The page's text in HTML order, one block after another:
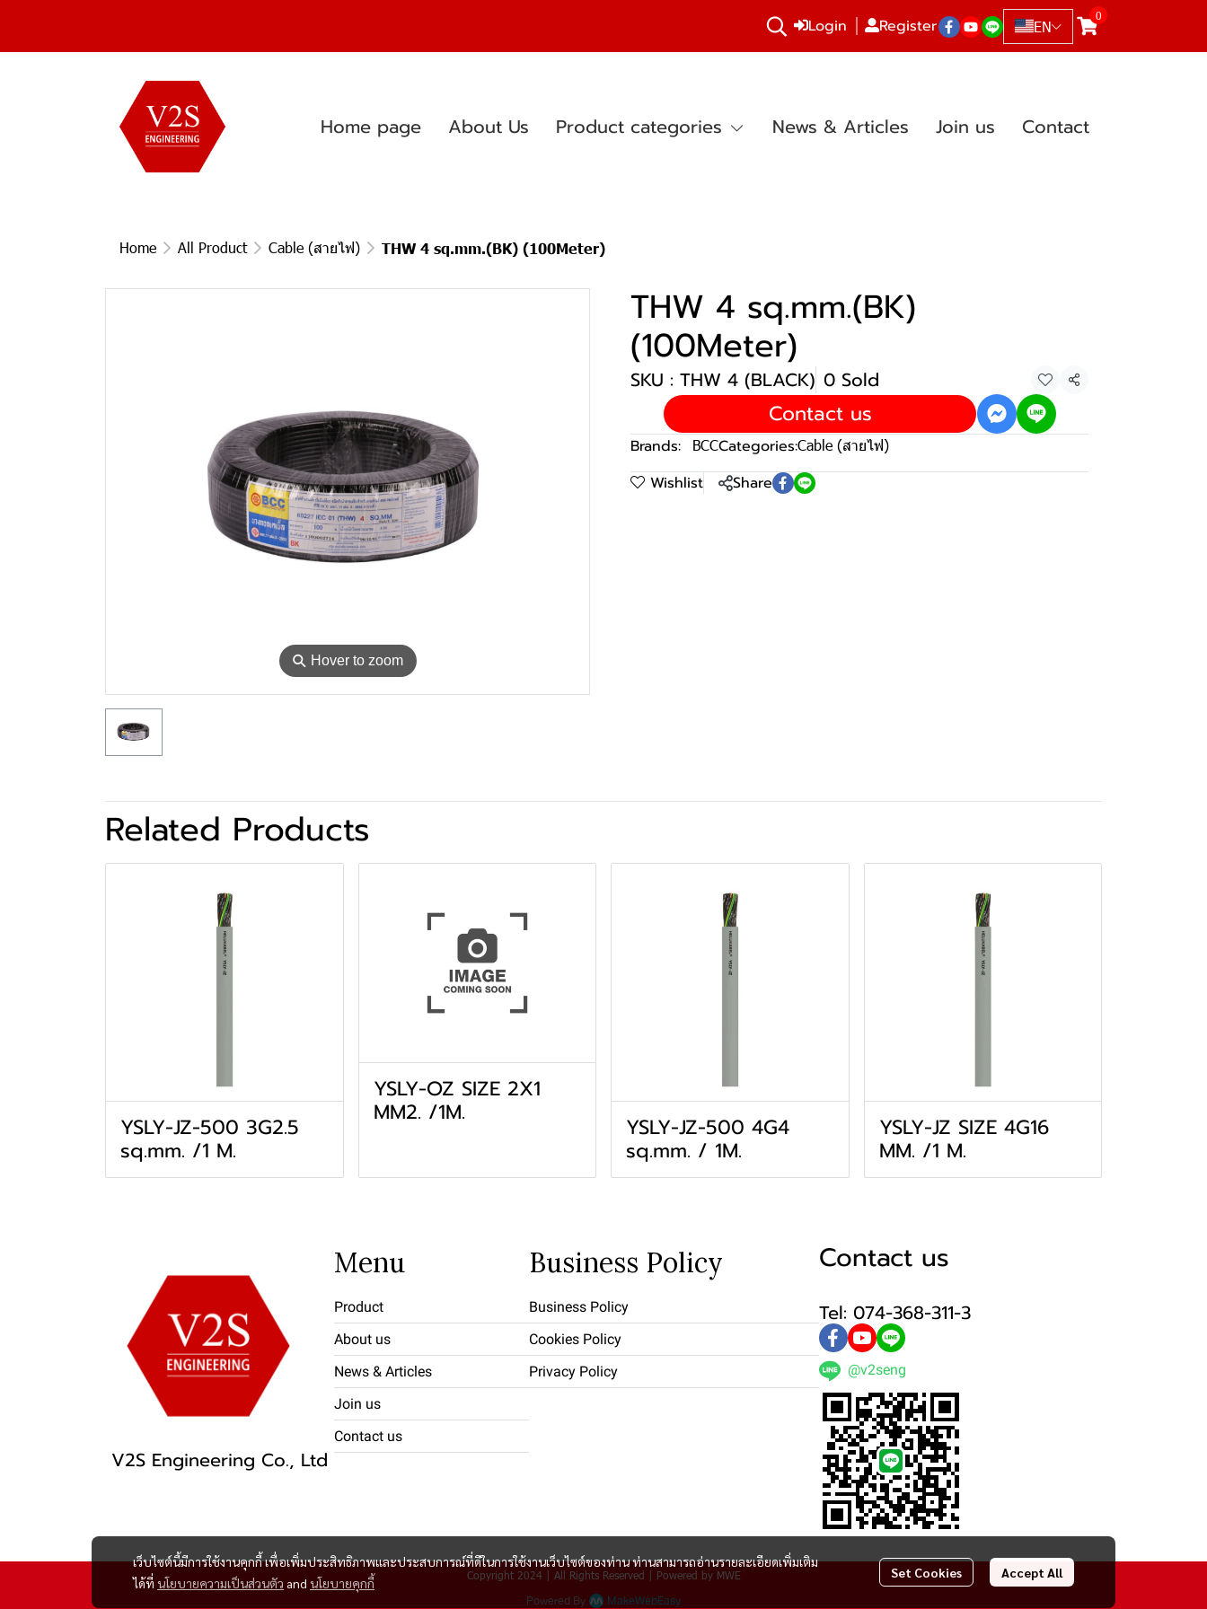
Login Register EN
0
Home page About Us Product categories News & Articles Join us Contact
Home All Product Cable (สายไฟ) THW 4 sq.mm.(BK) (100Meter)
⚲ Hover to zoom
THW 4 sq.mm.(BK)
(100Meter)
SKU : THW 4 (BLACK) 0 Sold
Share
Contact us
Brands: BCCCategories:Cable (สายไฟ)
Wishlist Share
Related Products
YSLY-JZ-500 3G2.5
sq.mm. /1 M.
YSLY-OZ SIZE 2X1
MM2. /1M.
YSLY-JZ-500 4G4
sq.mm. / 1M.
YSLY-JZ SIZE 4G16
MM. /1 M.
เว็บไซต์นี้มีการใช้งานคุกกี้ เพื่อเพิ่มประสิทธิภาพและประสบการณ์ที่ดีในการใช้งานเว็บไซต์ของท่าน ท่านสามารถอ่านรายละเอียดเพิ่มเติม
ได้ที่ นโยบายความเป็นส่วนตัว and นโยบายคุกกี้
Set Cookies Accept All
V2S Engineering Co., Ltd
Menu
Product
About us
News & Articles
Join us
Contact us
Business Policy
Business Policy
Cookies Policy
Privacy Policy
Contact us
Tel: 074-368-311-3
@v2seng
Copyright 2024 | All Rights Reserved | Powered by MWE
Powered By MakeWebEasy